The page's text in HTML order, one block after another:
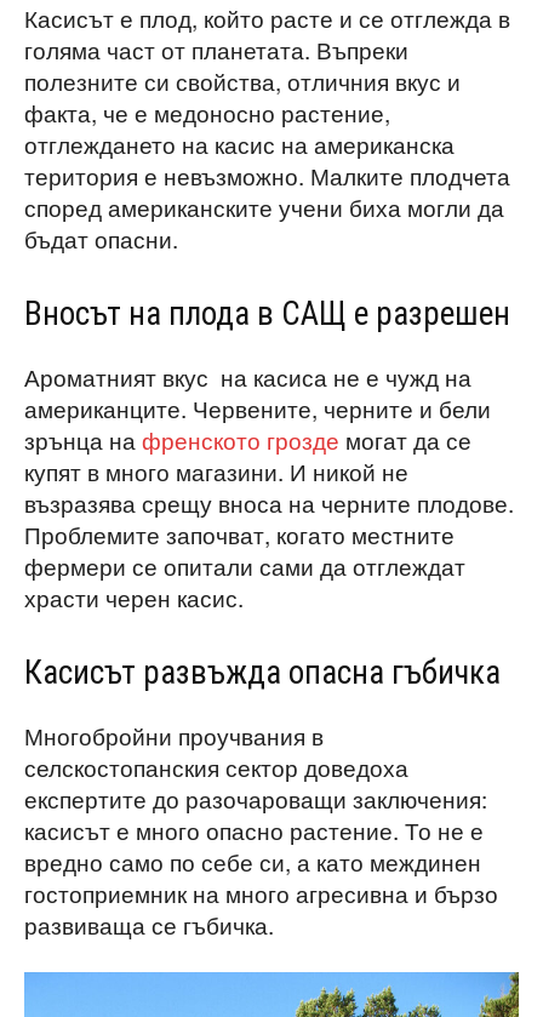
Касисът е плод, който расте и се отглежда в
голяма част от планетата. Въпреки
полезните си свойства, отличния вкус и
факта, че е медоносно растение,
отглеждането на касис на американска
територия е невъзможно. Малките плодчета
според американските учени биха могли да
бъдат опасни.
Вносът на плода в САЩ е разрешен
Ароматният вкус на касиса не е чужд на
американците. Червените, черните и бели
зрънца на френското грозде могат да се
купят в много магазини. И никой не
възразява срещу вноса на черните плодове.
Проблемите започват, когато местните
фермери се опитали сами да отглеждат
храсти черен касис.
Касисът развъжда опасна гъбичка
Многобройни проучвания в
селскостопанския сектор доведоха
експертите до разочароващи заключения:
касисът е много опасно растение. То не е
вредно само по себе си, а като междинен
гостоприемник на много агресивна и бързо
развиваща се гъбичка.